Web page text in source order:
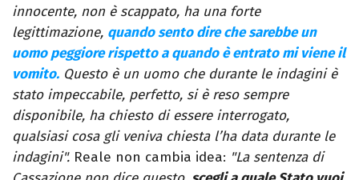
innocente, non è scappato, ha una forte
legittimazione, quando sento dire che sarebbe un
uomo peggiore rispetto a quando è entrato mi viene il
vomito. Questo è un uomo che durante le indagini è
stato impeccabile, perfetto, si è reso sempre
disponibile, ha chiesto di essere interrogato,
qualsiasi cosa gli veniva chiesta l’ha data durante le
indagini". Reale non cambia idea: "La sentenza di